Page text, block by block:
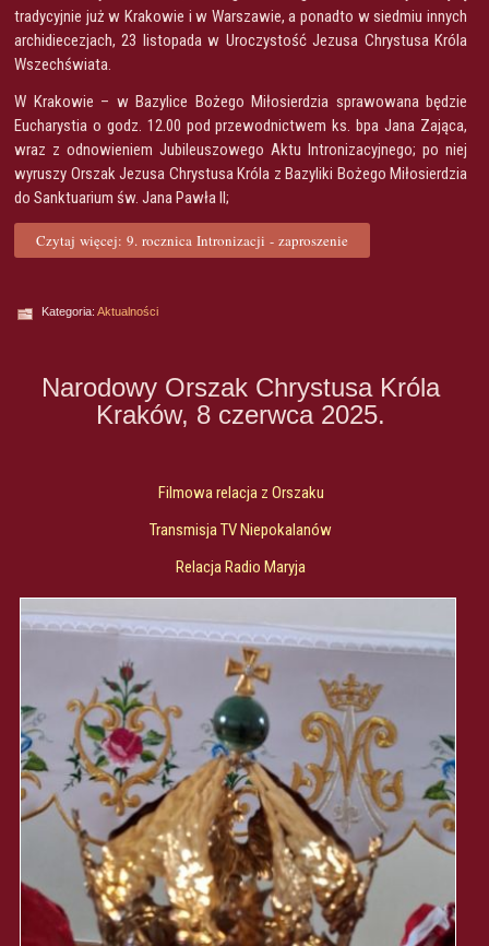
tradycyjnie już w Krakowie i w Warszawie, a ponadto w siedmiu innych
archidiecezjach, 23 listopada w Uroczystość Jezusa Chrystusa Króla
Wszechświata.
W Krakowie – w Bazylice Bożego Miłosierdzia sprawowana będzie
Eucharystia o godz. 12.00 pod przewodnictwem ks. bpa Jana Zająca,
wraz z odnowieniem Jubileuszowego Aktu Intronizacyjnego; po niej
wyruszy Orszak Jezusa Chrystusa Króla z Bazyliki Bożego Miłosierdzia
do Sanktuarium św. Jana Pawła II;
Czytaj więcej: 9. rocznica Intronizacji - zaproszenie
Kategoria: Aktualności
Narodowy Orszak Chrystusa Króla
Kraków, 8 czerwca 2025.
Filmowa relacja z Orszaku
Transmisja TV Niepokalanów
Relacja Radio Maryja